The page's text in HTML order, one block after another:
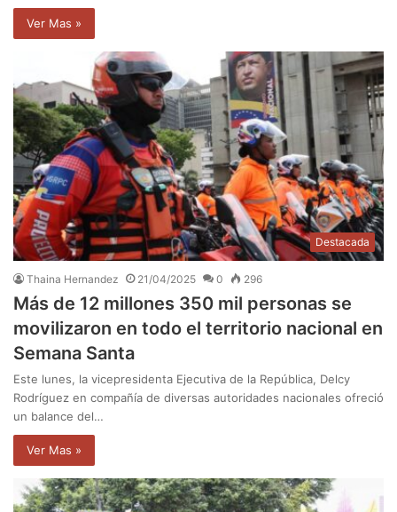
Ver Mas »
Destacada
Thaina Hernandez 21/04/2025 0 296
Más de 12 millones 350 mil personas se
movilizaron en todo el territorio nacional en
Semana Santa
Este lunes, la vicepresidenta Ejecutiva de la República, Delcy
Rodríguez en compañía de diversas autoridades nacionales ofreció
un balance del…
Ver Mas »